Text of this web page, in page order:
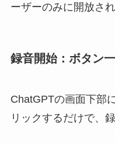
ーザーのみに開放され
録音開始：ボタン
ChatGPTの画面下部
リックするだけで、